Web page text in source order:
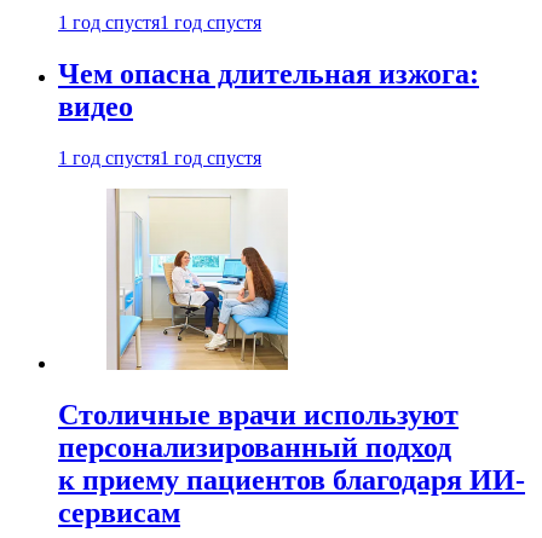
1 год спустя1 год спустя
Чем опасна длительная изжога:
видео
1 год спустя1 год спустя
Столичные врачи используют
персонализированный подход
к приему пациентов благодаря ИИ-
сервисам